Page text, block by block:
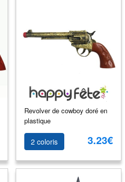
Revolver de cowboy doré en
plastique
2 coloris 3.23€